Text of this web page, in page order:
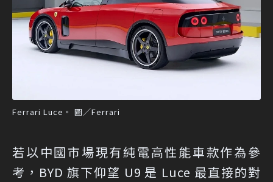
Ferrari Luce。 圖／Ferrari
若以中國市場現有純電高性能車款作為參
考，BYD 旗下仰望 U9 是 Luce 最直接的對